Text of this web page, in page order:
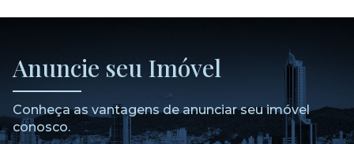
Anuncie seu Imóvel
Conheça as vantagens de anunciar seu imóvel
conosco.